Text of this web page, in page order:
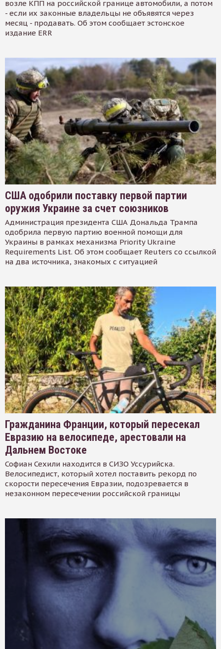
возле КПП на российской границе автомобили, а потом
- если их законные владельцы не объявятся через
месяц - продавать. Об этом сообщает эстонское
издание ERR
США одобрили поставку первой партии
оружия Украине за счет союзников
Администрация президента США Дональда Трампа
одобрила первую партию военной помощи для
Украины в рамках механизма Priority Ukraine
Requirements List. Об этом сообщает Reuters со ссылкой
на два источника, знакомых с ситуацией
Гражданина Франции, который пересекал
Евразию на велосипеде, арестовали на
Дальнем Востоке
Софиан Сехили находится в СИЗО Уссурийска.
Велосипедист, который хотел поставить рекорд по
скорости пересечения Евразии, подозревается в
незаконном пересечении российской границы